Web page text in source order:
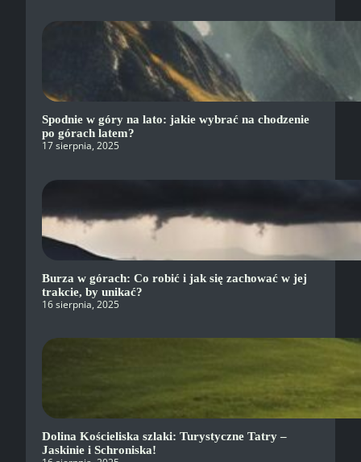
Spodnie w góry na lato: jakie wybrać na chodzenie
po górach latem?
17 sierpnia, 2025
Burza w górach: Co robić i jak się zachować w jej
trakcie, by unikać?
16 sierpnia, 2025
Dolina Kościeliska szlaki: Turystyczne Tatry –
Jaskinie i Schroniska!